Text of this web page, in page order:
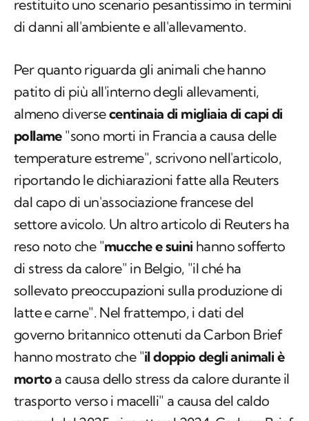
restituito uno scenario pesantissimo in termini
di danni all'ambiente e all'allevamento.
Per quanto riguarda gli animali che hanno
patito di più all'interno degli allevamenti,
almeno diversecentinaia di migliaia di capi di
pollame"sono morti in Francia a causa delle
temperature estreme", scrivono nell'articolo,
riportando le dichiarazioni fatte alla Reuters
dal capo di un'associazione francese del
settore avicolo. Un altro articolo di Reuters ha
reso noto che "mucche e suini hanno sofferto
di stress da calore" in Belgio, "il ché ha
sollevato preoccupazioni sulla produzione di
latte e carne". Nel frattempo, i dati del
governo britannico ottenuti da Carbon Brief
hanno mostrato che "il doppio degli animali è
morto a causa dello stress da calore durante il
trasporto verso i macelli" a causa del caldo